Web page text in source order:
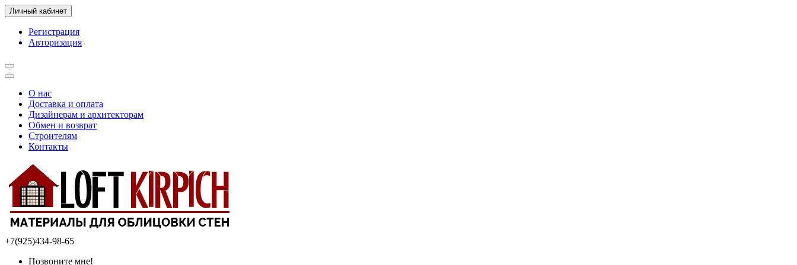
Личный кабинет
Регистрация
Авторизация
О нас
Доставка и оплата
Дизайнерам и архитекторам
Обмен и возврат
Строителям
Контакты
+7(925)434-98-65
Позвоните мне!